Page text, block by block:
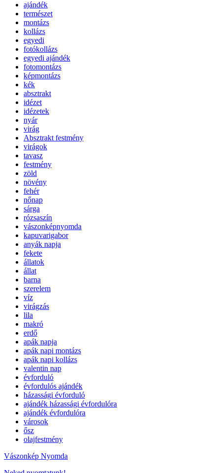
ajándék
természet
montázs
kollázs
egyedi
fotókollázs
egyedi ajándék
fotomontázs
képmontázs
kék
absztrakt
idézet
idézetek
nyár
virág
Absztrakt festmény
virágok
tavasz
festmény
zöld
növény
fehér
nőnap
sárga
rózsaszín
vászonképnyomda
kapuvarigabor
anyák napja
fekete
állatok
állat
barna
szerelem
víz
virágzás
lila
makró
erdő
apák napja
apák napi montázs
apák napi kollázs
valentin nap
évforduló
évfordulós ajándék
házassági évforduló
ajándék házassági évfordulóra
ajándék évfordulóra
városok
ősz
olajfestmény
Vászonkép Nyomda